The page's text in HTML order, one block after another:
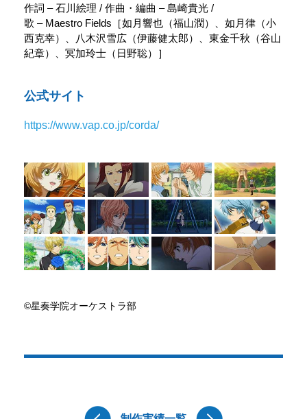
作詞 – 石川絵理 / 作曲・編曲 – 島崎貴光 /
歌 – Maestro Fields［如月響也（福山潤）、如月律（小
西克幸）、八木沢雪広（伊藤健太郎）、東金千秋（谷山
紀章）、冥加玲士（日野聡）］
公式サイト
https://www.vap.co.jp/corda/
©星奏学院オーケストラ部